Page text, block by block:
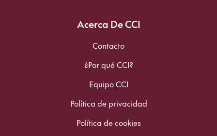
Acerca De CCI
Contacto
¿Por qué CCI?
Equipo CCI
Política de privacidad
Política de cookies